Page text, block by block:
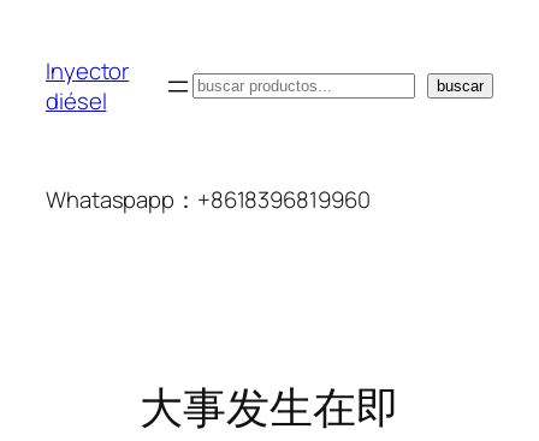
Inyector
diésel
搜
buscar
Whataspapp：+8618396819960
大事发生在即